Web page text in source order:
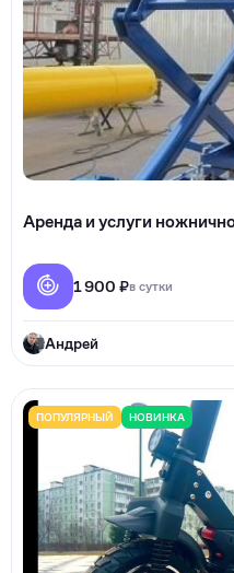
Аренда и услуги
1 900 ₽в сутки
Андрей
ПОПУЛЯРНЫЙ НОВИНКА